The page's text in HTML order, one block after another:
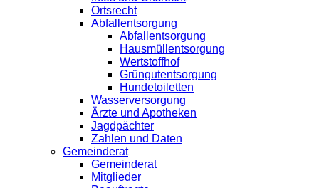
Ortsrecht
Abfallentsorgung
Abfallentsorgung
Hausmüllentsorgung
Wertstoffhof
Grüngutentsorgung
Hundetoiletten
Wasserversorgung
Ärzte und Apotheken
Jagdpächter
Zahlen und Daten
Gemeinderat
Gemeinderat
Mitglieder